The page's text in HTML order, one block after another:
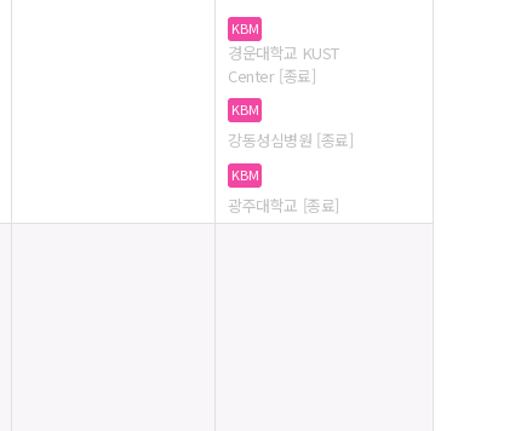
KBM
경운대학교 KUST
Center [종료]
KBM
강동성심병원 [종료]
KBM
광주대학교 [종료]